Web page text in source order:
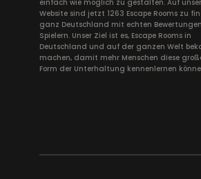
einfach wie möglich zu gestalten. Auf
Website sind jetzt 1263 Escape Rooms zu
ganz Deutschland mit echten
Spielern. Unser Ziel ist es, Escape Rooms in
Deutschland und auf der ganzen Welt
machen, damit mehr Menschen diese
Form der Unterhaltung kennenlernen